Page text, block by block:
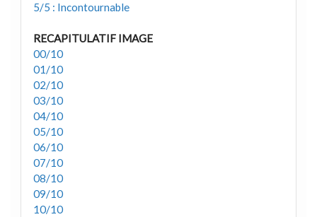
5/5 : Incontournable
RECAPITULATIF IMAGE
00/10
01/10
02/10
03/10
04/10
05/10
06/10
07/10
08/10
09/10
10/10